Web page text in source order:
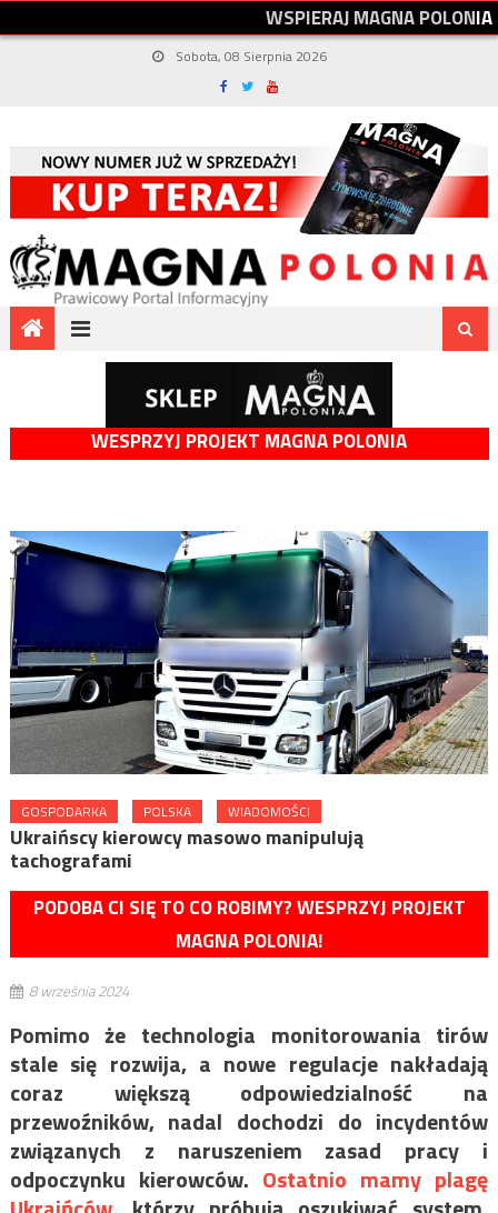
WSPIERAJMAGNAPOLONIA
Sobota, 08 Sierpnia 2026
WESPRZYJ PROJEKT MAGNA POLONIA
GOSPODARKA POLSKA WIADOMOŚCI
Ukraińscy kierowcy masowo manipulują
tachografami
PODOBA CI SIĘ TO CO ROBIMY? WESPRZYJ PROJEKT
MAGNA POLONIA!
8 września 2024
Pomimo że technologia monitorowania tirów
stale się rozwija, a nowe regulacje nakładają
coraz większą odpowiedzialność na
przewoźników, nadal dochodzi do incydentów
związanych z naruszeniem zasad pracy i
odpoczynku kierowców. Ostatnio mamy plagę